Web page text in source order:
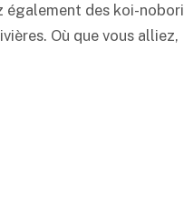
également des koi-nobori
Où que vous alliez,